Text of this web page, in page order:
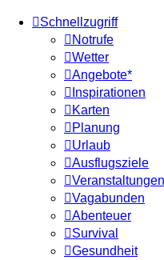
Schnellzugriff
Notrufe
Wetter
Angebote*
Inspirationen
Karten
Planung
Urlaub
Ausflugsziele
Veranstaltungen
Vagabunden
Abenteuer
Survival
Gesundheit